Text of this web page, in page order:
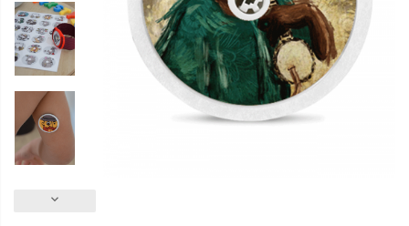
keyboard_arrow_down